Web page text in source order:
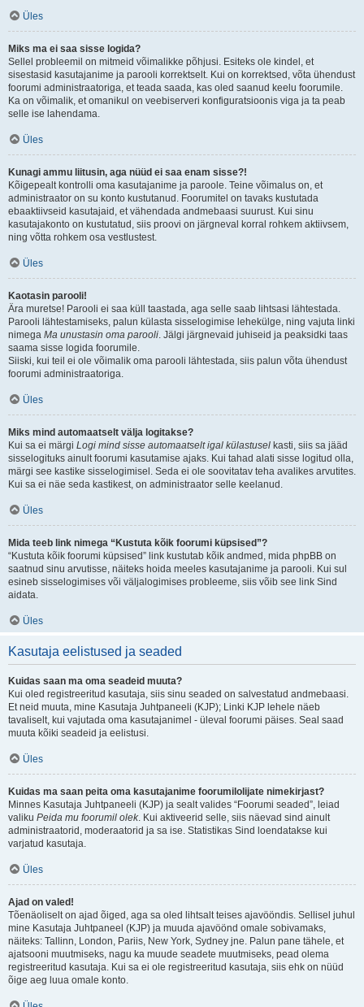
Üles
Miks ma ei saa sisse logida?
Sellel probleemil on mitmeid võimalikke põhjusi. Esiteks ole kindel, et
sisestasid kasutajanime ja parooli korrektselt. Kui on korrektsed, võta ühendust
foorumi administraatoriga, et teada saada, kas oled saanud keelu foorumile.
Ka on võimalik, et omanikul on veebiserveri konfiguratsioonis viga ja ta peab
selle ise lahendama.
Üles
Kunagi ammu liitusin, aga nüüd ei saa enam sisse?!
Kõigepealt kontrolli oma kasutajanime ja paroole. Teine võimalus on, et
administraator on su konto kustutanud. Foorumitel on tavaks kustutada
ebaaktiivseid kasutajaid, et vähendada andmebaasi suurust. Kui sinu
kasutajakonto on kustutatud, siis proovi on järgneval korral rohkem aktiivsem,
ning võtta rohkem osa vestlustest.
Üles
Kaotasin parooli!
Ära muretse! Parooli ei saa küll taastada, aga selle saab lihtsasi lähtestada.
Parooli lähtestamiseks, palun külasta sisselogimise lehekülge, ning vajuta linki
nimega Ma unustasin oma parooli. Jälgi järgnevaid juhiseid ja peaksidki taas
saama sisse logida foorumile.
Siiski, kui teil ei ole võimalik oma parooli lähtestada, siis palun võta ühendust
foorumi administraatoriga.
Üles
Miks mind automaatselt välja logitakse?
Kui sa ei märgi Logi mind sisse automaatselt igal külastusel kasti, siis sa jääd
sisselogituks ainult foorumi kasutamise ajaks. Kui tahad alati sisse logitud olla,
märgi see kastike sisselogimisel. Seda ei ole soovitatav teha avalikes arvutites.
Kui sa ei näe seda kastikest, on administraator selle keelanud.
Üles
Mida teeb link nimega “Kustuta kõik foorumi küpsised”?
“Kustuta kõik foorumi küpsised” link kustutab kõik andmed, mida phpBB on
saatnud sinu arvutisse, näiteks hoida meeles kasutajanime ja parooli. Kui sul
esineb sisselogimises või väljalogimises probleeme, siis võib see link Sind
aidata.
Üles
Kasutaja eelistused ja seaded
Kuidas saan ma oma seadeid muuta?
Kui oled registreeritud kasutaja, siis sinu seaded on salvestatud andmebaasi.
Et neid muuta, mine Kasutaja Juhtpaneeli (KJP); Linki KJP lehele näeb
tavaliselt, kui vajutada oma kasutajanimel - üleval foorumi päises. Seal saad
muuta kõiki seadeid ja eelistusi.
Üles
Kuidas ma saan peita oma kasutajanime foorumilolijate nimekirjast?
Minnes Kasutaja Juhtpaneeli (KJP) ja sealt valides “Foorumi seaded”, leiad
valiku Peida mu foorumil olek. Kui aktiveerid selle, siis näevad sind ainult
administraatorid, moderaatorid ja sa ise. Statistikas Sind loendatakse kui
varjatud kasutaja.
Üles
Ajad on valed!
Tõenäoliselt on ajad õiged, aga sa oled lihtsalt teises ajavööndis. Sellisel juhul
mine Kasutaja Juhtpaneel (KJP) ja muuda ajavöönd omale sobivamaks,
näiteks: Tallinn, London, Pariis, New York, Sydney jne. Palun pane tähele, et
ajatsooni muutmiseks, nagu ka muude seadete muutmiseks, pead olema
registreeritud kasutaja. Kui sa ei ole registreeritud kasutaja, siis ehk on nüüd
õige aeg luua omale konto.